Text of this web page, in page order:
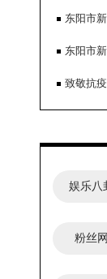
面推
号）东阳市
号）东阳市
号）
致敬抗
态档案
娱乐八
粉丝网